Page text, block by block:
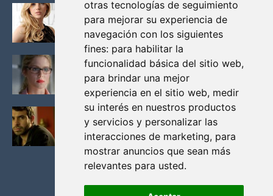
otras tecnologías de seguimiento
para mejorar su experiencia de
navegación con los siguientes
fines: para habilitar la
funcionalidad básica del sitio web,
para brindar una mejor
experiencia en el sitio web, medir
su interés en nuestros productos
y servicios y personalizar las
interacciones de marketing, para
mostrar anuncios que sean más
relevantes para usted.
KATHERYN WINNICK: LA ACTRIZ MAS GUAPA DE
VIKINGOS
Junio 14, 2013
FELICITY (EMILY BETT RICKARDS), LAS FOTOS
MAS BONITAS DE LA ALIADA DE ARROW
Noviembre 30, 2013
BLACK MIRROR: TODA TU HISTORIA. EPISODIO 3.
LA CRITICA
Mayo 17, 2012